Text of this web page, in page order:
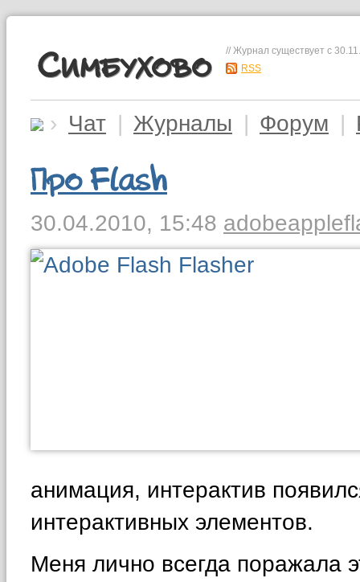
Симбухово
// Журнал существует с
RSS
› Чат | Журналы | Форум |
Про Flash
30.04.2010, 15:48 adobeapple
анимация, интерактив
интерактивных элементов.
Меня лично всегда поражала